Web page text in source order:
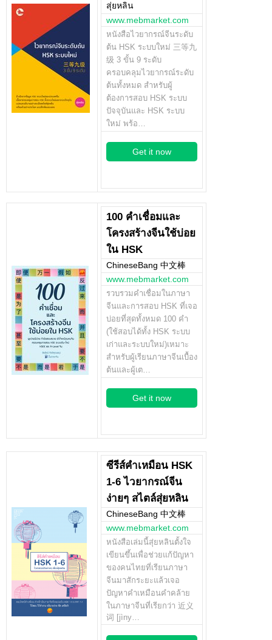
สุ่ยหลิน
www.mebmarket.com
หนังสือไวยากรณ์จีนระดับ
ต้น HSK ระบบใหม่ 三等九
级 3 ขั้น 9 ระดับ
ครอบคลุมไวยากรณ์ระดับ
ต้นทั้งหมด สำหรับผู้
ต้องการสอบ HSK ระบบ
ปัจจุบันและ HSK ระบบ
ใหม่ พร้อ…
Get it now
100 คำเชื่อมและ
โครงสร้างจีนใช้บ่อย
ใน HSK
ChineseBang 中文棒
www.mebmarket.com
รวบรวมคำเชื่อมในภาษา
จีนและการสอบ HSK ที่เจอ
บ่อยที่สุดทั้งหมด 100 คำ
(ใช้สอบได้ทั้ง HSK ระบบ
เก่าและระบบใหม่)เหมาะ
สำหรับผู้เรียนภาษาจีนเบื้อง
ต้นและผู้เต…
Get it now
ซีรีส์คำเหมือน HSK
1-6 ไวยากรณ์จีน
ง่ายๆ สไตล์สุ่ยหลิน
ChineseBang 中文棒
www.mebmarket.com
หนังสือเล่มนี้สุ่ยหลินตั้งใจ
เขียนขึ้นเพื่อช่วยแก้ปัญหา
ของคนไทยที่เรียนภาษา
จีนมาสักระยะแล้วเจอ
ปัญหาคำเหมือนคำคล้าย
ในภาษาจีนที่เรียกว่า 近义
词 [jìny…